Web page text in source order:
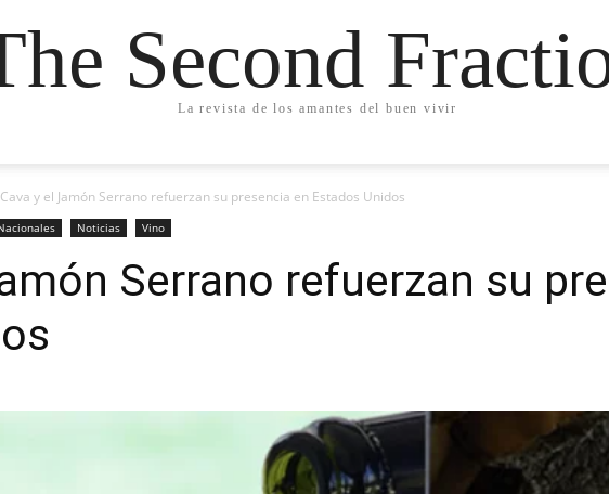
Second
La revista de los amantes del buen vivir
y el Jamón Serrano refuerzan su presencia en Estados Unidos
Noticias Vino
Serrano refuerzan su